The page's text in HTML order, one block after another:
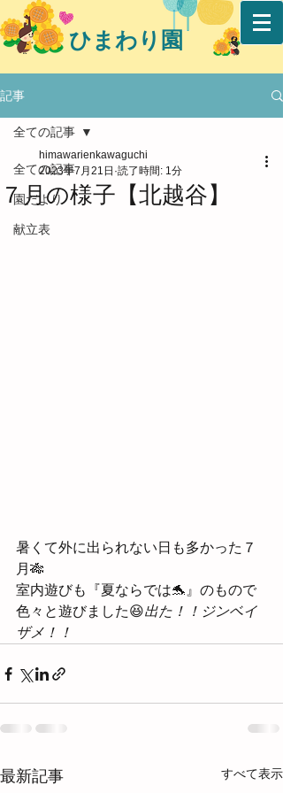
ひまわり園
記事
全ての記事
園だより
献立表
全ての記事
７月の様子【北越谷】
himawarienkawaguchi
2023年7月21日 読了時間: 1分
暑くて外に出られない日も多かった７
月🎋
室内遊びも『夏ならでは🐬』のもので
色々と遊びました😆出た！！ジンベイ
ザメ！！
最新記事 すべて表示